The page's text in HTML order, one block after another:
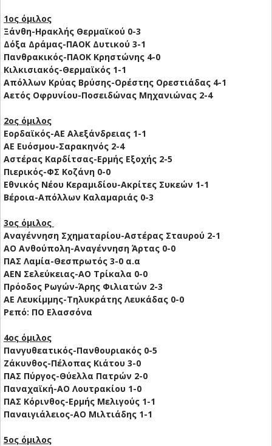
1ος όμιλος
Ξάνθη-Ηρακλής Θερμαϊκού 0-3
Δόξα Δράμας-ΠΑΟΚ Δυτικού 3-1
Πανθρακικός-ΠΑΟΚ Κρηστώνης 4-0
Κιλκισιακός-Θερμαϊκός 1-1
Απόλλων Κρύας Βρύσης-Ορέστης Ορεστιάδας 4-1
Αετός Οφρυνίου-Ποσειδώνας Μηχανιώνας 2-4
2ος όμιλος
Εορδαϊκός-ΑΕ Αλεξάνδρειας 1-1
ΑΕ Ευόσμου-Σαρακηνός 2-4
Αστέρας Καρδίτσας-Ερμής Εξοχής 2-5
Πιερικός-ΦΣ Κοζάνη 0-0
Εθνικός Νέου Κεραμιδίου-Ακρίτες Συκεών 1-1
Βέροια-Απόλλων Καλαμαριάς 0-3
3ος όμιλος
Αναγέννηση Σχηματαρίου-Αστέρας Σταυρού 2-1
ΑΟ Ανθούπολη-Αναγέννηση Άρτας 0-0
ΠΑΣ Λαμία-Θεσπρωτός 3-0 α.α
ΑΕΝ Σελεύκειας-ΑΟ Τρίκαλα 0-0
Πρόοδος Ρωγών-Άρης Φιλιατών 2-3
ΑΕ Λευκίμμης-Τηλυκράτης Λευκάδας 0-0
Ρεπό: ΠΟ Ελασσόνα
4ος όμιλος
Πανγυθεατικός-Πανθουριακός 0-5
Ζάκυνθος-Πέλοπας Κιάτου 3-0
ΠΑΣ Πύργος-Θύελλα Πατρών 2-0
Παναχαϊκή-ΑΟ Λουτρακίου 1-0
ΠΑΣ Κόρινθος-Ερμής Μελιγούς 1-1
Παναιγιάλειος-ΑΟ Μιλτιάδης 1-1
5ος όμιλος